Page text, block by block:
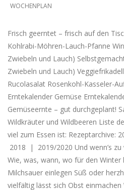
WOCHENPLAN
Frisch geerntet – frisch auf den
Kohlrabi-Möhren-Lauch-Pfanne
Zwiebeln und Lauch)
Zwiebeln und Lauch)
Rucolasalat Rosenkohl-Kasseler-
Erntekalender Gemüse
Gemüseernte – gut durchgeplant!
Wildkräuter und Wildbeeren Liste
viel zum Essen ist:
2018 | 2019/2020 Und wenn’s zu
Wie, was, wann, wo für den Winter
Milchsauer einlegen Süß oder
vielfältig lässt sich Obst einmachen